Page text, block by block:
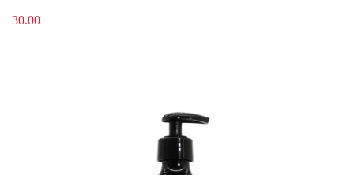
30.00